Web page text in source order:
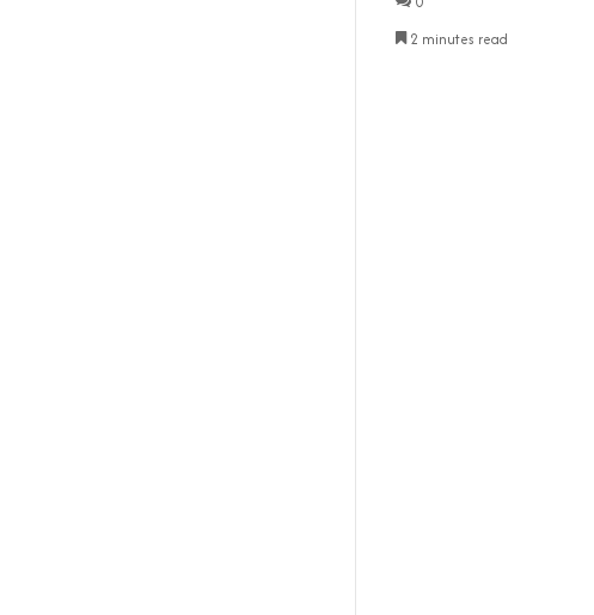
2 minutes read